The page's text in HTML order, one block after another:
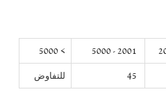
2001 - 5000
> 5000
45
للتفاوض